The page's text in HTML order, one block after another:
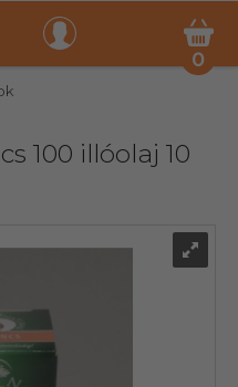
0
100 illóolaj 10